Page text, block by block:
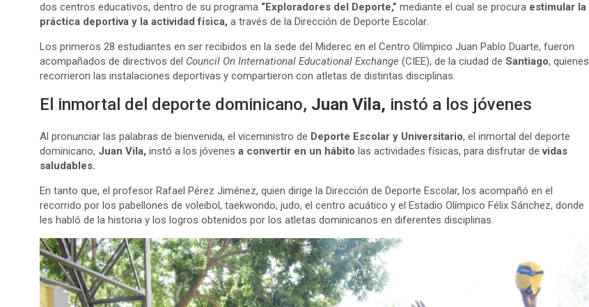
dos centros educativos, dentro de su programa “Exploradores del Deporte,” mediante el cual se procura estimular la
práctica deportiva y la actividad física, a través de la Dirección de Deporte Escolar.
Los primeros 28 estudiantes en ser recibidos en la sede del Miderec en el Centro Olímpico Juan Pablo Duarte, fueron
acompañados de directivos del Council On International Educational Exchange (CIEE), de la ciudad de Santiago, quienes
recorrieron las instalaciones deportivas y compartieron con atletas de distintas disciplinas.
El inmortal del deporte dominicano, Juan Vila, instó a los jóvenes
Al pronunciar las palabras de bienvenida, el viceministro de Deporte Escolar y Universitario, el inmortal del deporte
dominicano, Juan Vila, instó a los jóvenes a convertir en un hábito las actividades físicas, para disfrutar devidas
saludables.
En tanto que, el profesor Rafael Pérez Jiménez, quien dirige la Dirección de Deporte Escolar, los acompañó en el
recorrido por los pabellones de voleibol, taekwondo, judo, el centro acuático y el Estadio Olímpico Félix Sánchez, donde
les habló de la historia y los logros obtenidos por los atletas dominicanos en diferentes disciplinas.